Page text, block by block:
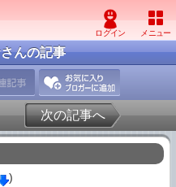
んの記事
次の記事へ
)